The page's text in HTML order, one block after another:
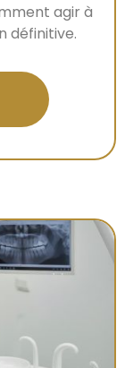
agir à
définitive.